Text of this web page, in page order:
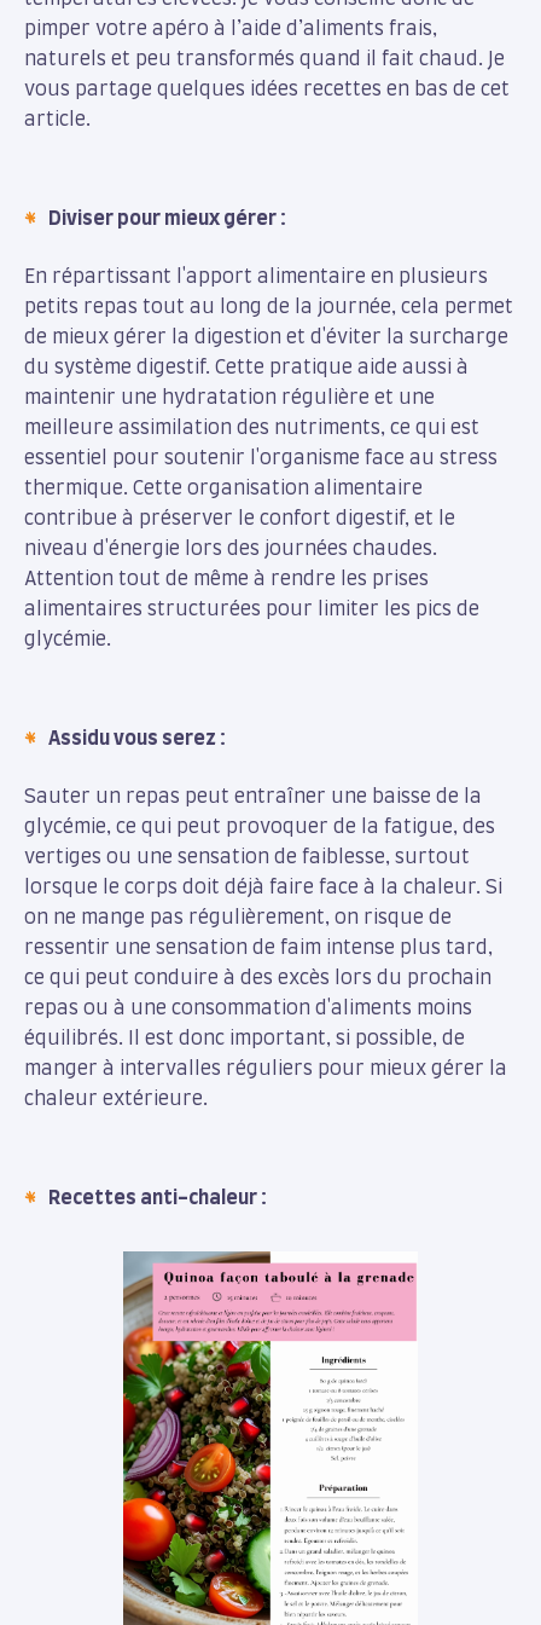
pimper votre apéro à l’aide d’aliments frais,
naturels et peu transformés quand il fait chaud. Je
vous partage quelques idées recettes en bas de cet
article.
Diviser pour mieux gérer :
En répartissant l'apport alimentaire en plusieurs
petits repas tout au long de la journée, cela permet
de mieux gérer la digestion et d'éviter la surcharge
du système digestif. Cette pratique aide aussi à
maintenir une hydratation régulière et une
meilleure assimilation des nutriments, ce qui est
essentiel pour soutenir l'organisme face au stress
thermique. Cette organisation alimentaire
contribue à préserver le confort digestif, et le
niveau d'énergie lors des journées chaudes.
Attention tout de même à rendre les prises
alimentaires structurées pour limiter les pics de
glycémie.
Assidu vous serez :
Sauter un repas peut entraîner une baisse de la
glycémie, ce qui peut provoquer de la fatigue, des
vertiges ou une sensation de faiblesse, surtout
lorsque le corps doit déjà faire face à la chaleur. Si
on ne mange pas régulièrement, on risque de
ressentir une sensation de faim intense plus tard,
ce qui peut conduire à des excès lors du prochain
repas ou à une consommation d'aliments moins
équilibrés. Il est donc important, si possible, de
manger à intervalles réguliers pour mieux gérer la
chaleur extérieure.
Recettes anti-chaleur :